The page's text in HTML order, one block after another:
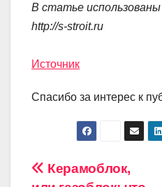
В статье
http://s-stroit.ru
Источник
Спасибо за интерес к
Навигация
Керамоблок,